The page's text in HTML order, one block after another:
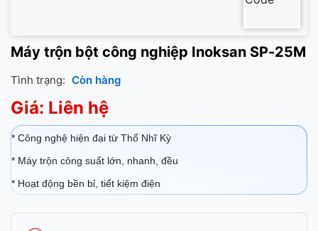
Máy trộn bột công nghiệp Inoksan SP-25M
Tình trạng: Còn hàng
Giá: Liên hệ
* Công nghệ hiện đại từ Thổ Nhĩ Kỳ
* Máy trộn công suất lớn, nhanh, đều
* Hoạt động bền bỉ, tiết kiệm điện